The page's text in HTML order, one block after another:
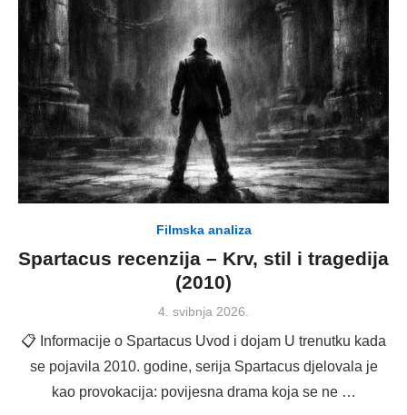
Filmska analiza
Spartacus recenzija – Krv, stil i tragedija
(2010)
Posted
4. svibnja 2026.
📋 Informacije o Spartacus Uvod i dojam U trenutku kada
se pojavila 2010. godine, serija Spartacus djelovala je
kao provokacija: povijesna drama koja se ne …